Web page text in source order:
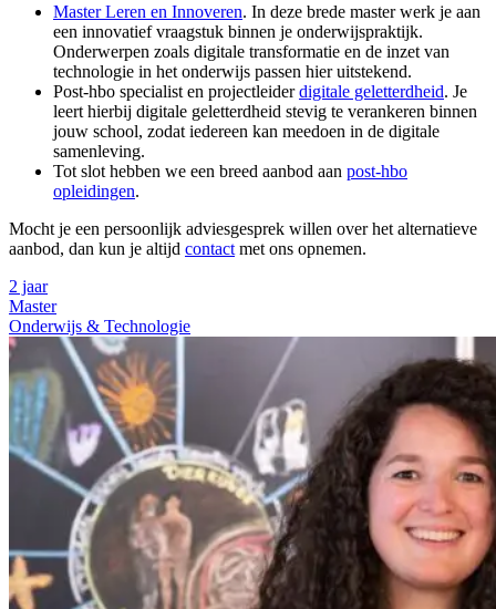
Master Leren en Innoveren. In deze brede master werk je aan
een innovatief vraagstuk binnen je onderwijspraktijk.
Onderwerpen zoals digitale transformatie en de inzet van
technologie in het onderwijs passen hier uitstekend.
Post-hbo specialist en projectleiderdigitale geletterdheid. Je
leert hierbij digitale geletterdheid stevig te verankeren binnen
jouw school, zodat iedereen kan meedoen in de digitale
samenleving.
Tot slot hebben we een breed aanbod aan post-hbo
opleidingen.
Mocht je een persoonlijk adviesgesprek willen over het alternatieve
aanbod, dan kun je altijd contact met ons opnemen.
2 jaar
Master
Onderwijs & Technologie